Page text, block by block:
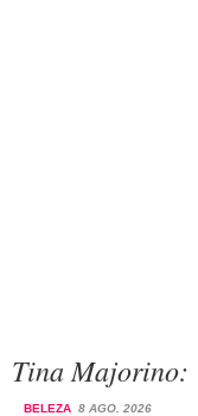
Tina Majorino:
BELEZA 8 AGO. 2026